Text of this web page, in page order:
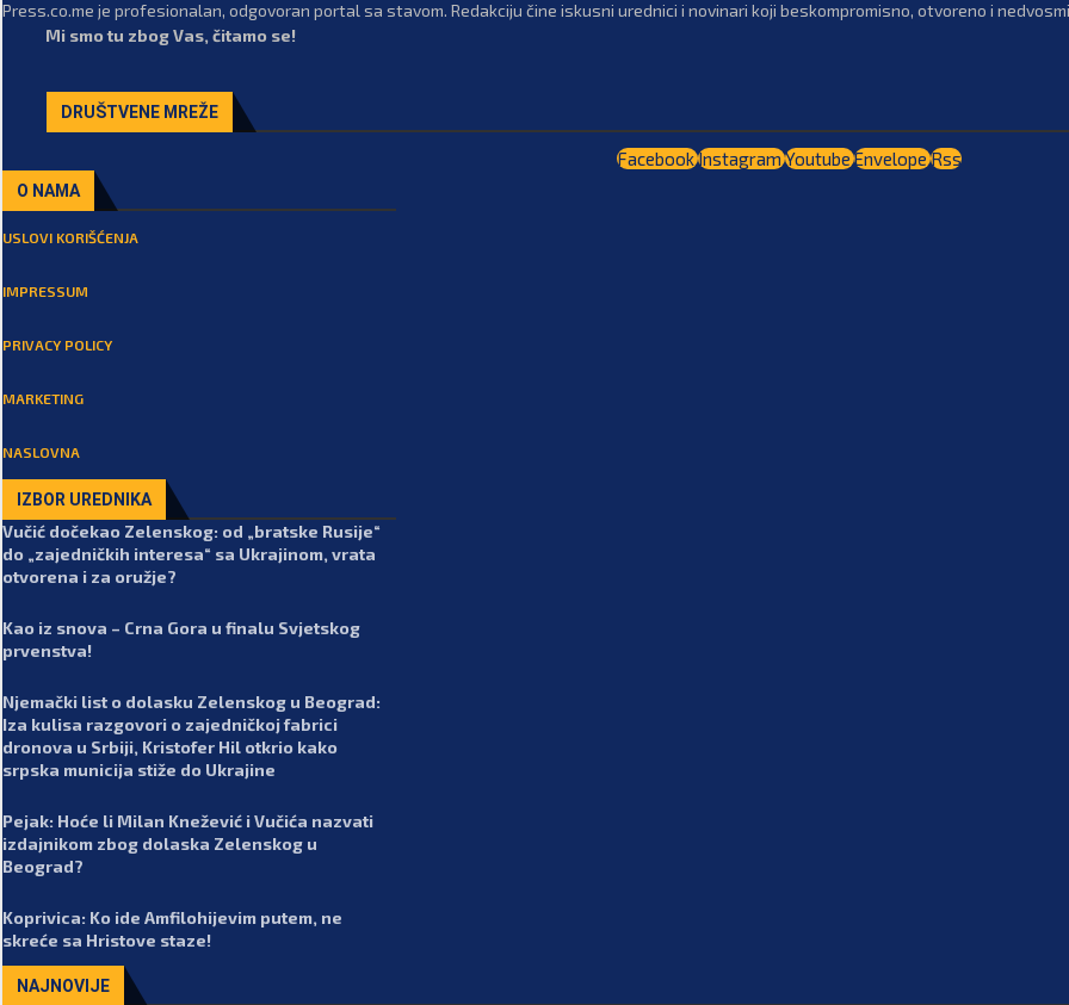
Press.co.me je profesionalan, odgovoran portal sa stavom. Redakciju čine iskusni urednici i novinari koji beskompromisno, otvoreno i
Mi smo tu zbog Vas, čitamo se!
DRUŠTVENE MREŽE
FacebookInstagramYoutubeEnvelopeRss
O NAMA
USLOVI KORIŠĆENJA
IMPRESSUM
PRIVACY POLICY
MARKETING
NASLOVNA
IZBOR UREDNIKA
Vučić dočekao Zelenskog: od „bratske Rusije“
do „zajedničkih interesa“ sa Ukrajinom, vrata
otvorena i za oružje?
Kao iz snova – Crna Gora u finalu Svjetskog
prvenstva!
Njemački list o dolasku Zelenskog u Beograd:
Iza kulisa razgovori o zajedničkoj fabrici
dronova u Srbiji, Kristofer Hil otkrio kako
srpska municija stiže do Ukrajine
Pejak: Hoće li Milan Knežević i Vučića nazvati
izdajnikom zbog dolaska Zelenskog u
Beograd?
Koprivica: Ko ide Amfilohijevim putem, ne
skreće sa Hristove staze!
NAJNOVIJE